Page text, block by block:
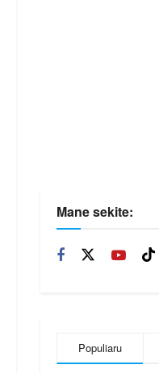
Mane sekite:
Populiaru